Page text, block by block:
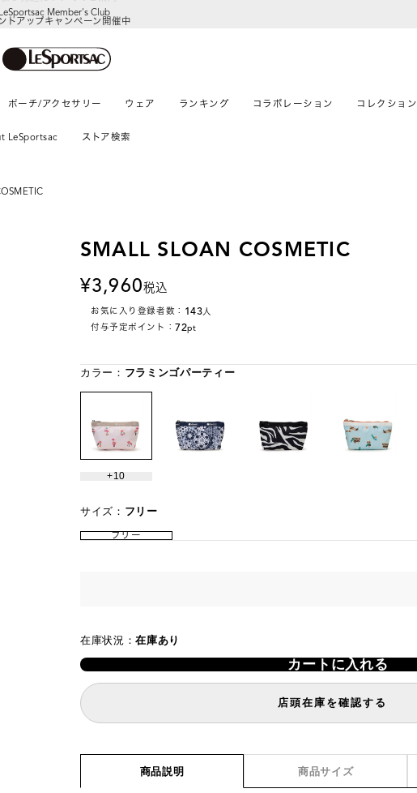
LeSportsac Member's Club
トアップキャンペーン開催中
ポーチ/アクセサリー ウェア ランキング コラボレーション コレクション
LeSportsac ストア検索
SMALL SLOAN COSMETIC
3,960税込
お気に入り登録者数： 143人
付与予定ポイント：72pt
カラー： フラミンゴパーティー
10
サイズ： フリー
フリー
在庫状況：在庫あり
カートに入れる
店頭在庫を確認する
商品説明 商品サイズ